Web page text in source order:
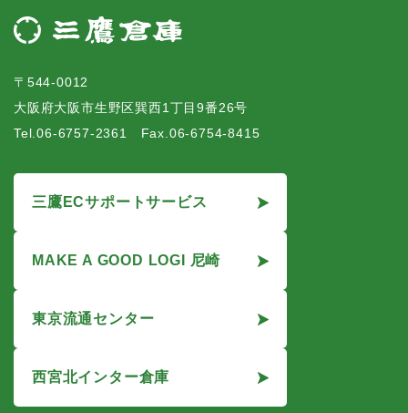
〒544-0012
大阪府大阪市生野区巽西1丁目9番26号
Tel.06-6757-2361 Fax.06-6754-8415
三鷹ECサポートサービス
MAKE A GOOD LOGI 尼崎
東京流通センター
西宮北インター倉庫